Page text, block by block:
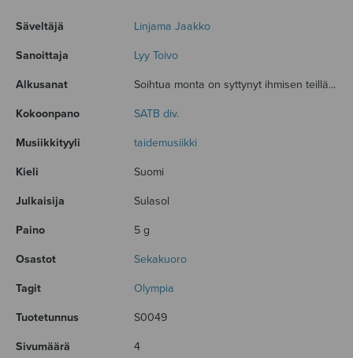
Säveltäjä Linjama Jaakko
Sanoittaja Lyy Toivo
Alkusanat Soihtua monta on syttynyt ihmisen teillä...
Kokoonpano SATB div.
Musiikkityyli taidemusiikki
Kieli Suomi
Julkaisija Sulasol
Paino 5 g
Osastot Sekakuoro
Tagit Olympia
Tuotetunnus S0049
Sivumäärä 4